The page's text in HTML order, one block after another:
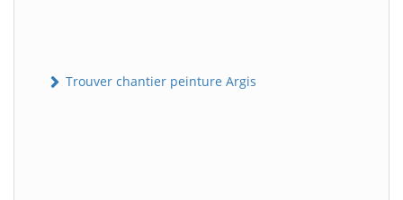
Trouver chantier peinture Argis